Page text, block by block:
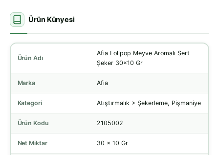
Ürün Künyesi
Ürün Adı
Afia Lolipop Meyve Aromalı Sert
Şeker 30x10 Gr
Marka Afia
Kategori Atıştırmalık > Şekerleme, Pişmaniye
Ürün Kodu 2105002
Net Miktar 30 x 10 Gr